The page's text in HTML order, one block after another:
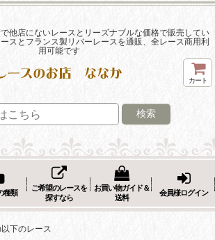
他店にないレースとリーズナブルな価格で販売してい
スとフランス製リバーレースを通販、全レース商用利
用可能です
カート
検索
種類
ご希望のレースを
探すなら
お買い物ガイド＆
送料
会員様ログイン
下のレース